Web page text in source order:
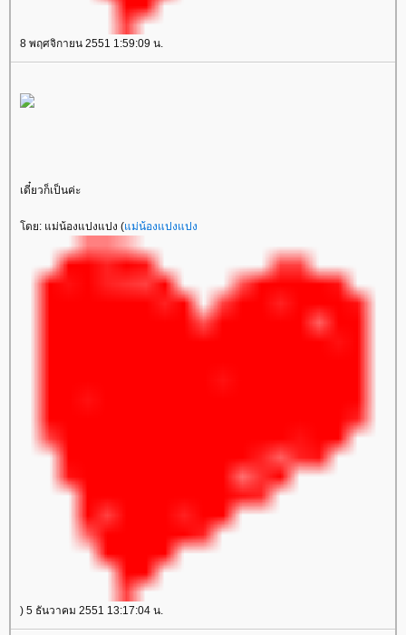
8 พฤศจิกายน 2551 1:59:09 น.
เดี๋ยวก็เป็นค่ะ
ดย: แม่น้องแปงแปง (ม่น้องแปงแปง
) 5 ธันวาคม 2551 13:17:04 น.